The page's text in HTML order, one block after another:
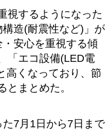
視するようになった
造(耐震性など)」が
安心を重視する傾
「エコ設備(LED電
高くなっており、節
とまとめた。
7月1日から7日まで